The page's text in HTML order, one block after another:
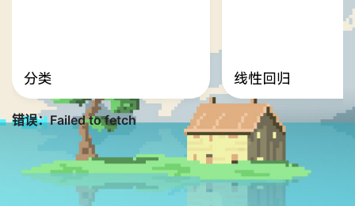
分类 线性回归